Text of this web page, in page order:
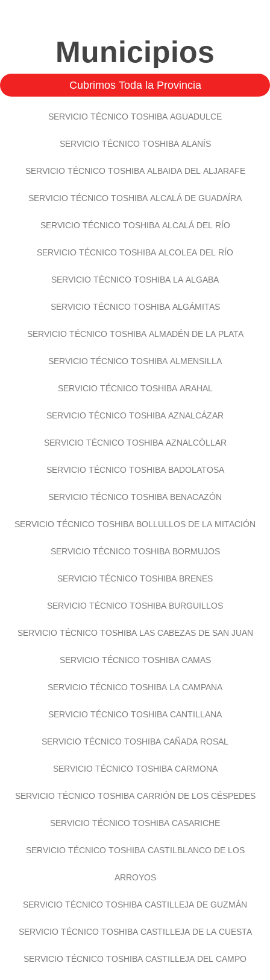
Municipios
Cubrimos Toda la Provincia
SERVICIO TÉCNICO TOSHIBA AGUADULCE
SERVICIO TÉCNICO TOSHIBA ALANÍS
SERVICIO TÉCNICO TOSHIBA ALBAIDA DEL ALJARAFE
SERVICIO TÉCNICO TOSHIBA ALCALÁ DE GUADAÍRA
SERVICIO TÉCNICO TOSHIBA ALCALÁ DEL RÍO
SERVICIO TÉCNICO TOSHIBA ALCOLEA DEL RÍO
SERVICIO TÉCNICO TOSHIBA LA ALGABA
SERVICIO TÉCNICO TOSHIBA ALGÁMITAS
SERVICIO TÉCNICO TOSHIBA ALMADÉN DE LA PLATA
SERVICIO TÉCNICO TOSHIBA ALMENSILLA
SERVICIO TÉCNICO TOSHIBA ARAHAL
SERVICIO TÉCNICO TOSHIBA AZNALCÁZAR
SERVICIO TÉCNICO TOSHIBA AZNALCÓLLAR
SERVICIO TÉCNICO TOSHIBA BADOLATOSA
SERVICIO TÉCNICO TOSHIBA BENACAZÓN
SERVICIO TÉCNICO TOSHIBA BOLLULLOS DE LA MITACIÓN
SERVICIO TÉCNICO TOSHIBA BORMUJOS
SERVICIO TÉCNICO TOSHIBA BRENES
SERVICIO TÉCNICO TOSHIBA BURGUILLOS
SERVICIO TÉCNICO TOSHIBA LAS CABEZAS DE SAN JUAN
SERVICIO TÉCNICO TOSHIBA CAMAS
SERVICIO TÉCNICO TOSHIBA LA CAMPANA
SERVICIO TÉCNICO TOSHIBA CANTILLANA
SERVICIO TÉCNICO TOSHIBA CAÑADA ROSAL
SERVICIO TÉCNICO TOSHIBA CARMONA
SERVICIO TÉCNICO TOSHIBA CARRIÓN DE LOS CÉSPEDES
SERVICIO TÉCNICO TOSHIBA CASARICHE
SERVICIO TÉCNICO TOSHIBA CASTILBLANCO DE LOS
ARROYOS
SERVICIO TÉCNICO TOSHIBA CASTILLEJA DE GUZMÁN
SERVICIO TÉCNICO TOSHIBA CASTILLEJA DE LA CUESTA
SERVICIO TÉCNICO TOSHIBA CASTILLEJA DEL CAMPO